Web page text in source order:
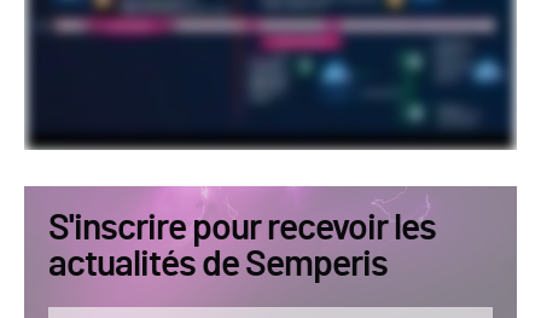
S'inscrire pour recevoir les
actualités de Semperis